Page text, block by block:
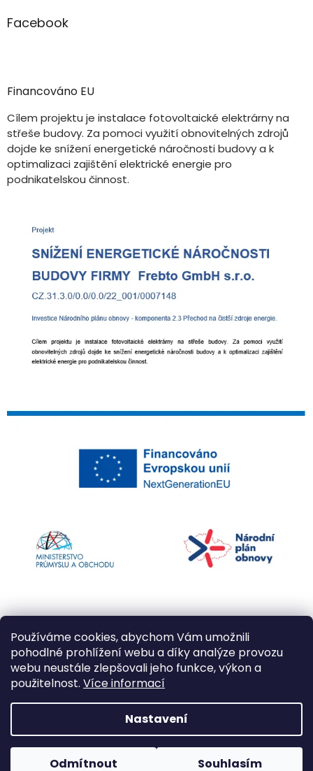
Používáme cookies, abychom Vám umožnili
pohodlné prohlížení webu a díky analýze provozu
webu neustále zlepšovali jeho funkce, výkon a
použitelnost. Více informací
Nastavení
Odmítnout Souhlasím
Facebook
Financováno EU
Cílem projektu je instalace fotovoltaické elektrárny na
střeše budovy. Za pomoci využití obnovitelných zdrojů
dojde ke snížení energetické náročnosti budovy a k
optimalizaci zajištění elektrické energie pro
podnikatelskou činnost.
Vytvořil Shoptet
Copyright 2026Kapří kuličky. Všechna práva
vyhrazena.
Upravit nastavení cookies